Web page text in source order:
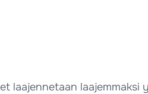
laajennetaan laajemmaksi